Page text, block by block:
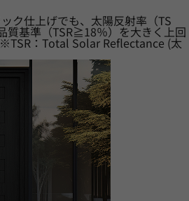
ク仕上げでも、太陽反射率（TS
質基準（TSR≧18％）を大きく上回
：Total Solar Reflectance (太